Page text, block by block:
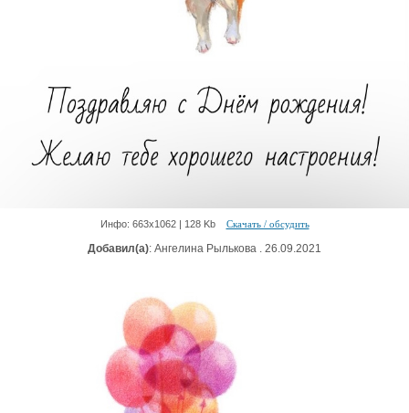
Инфо: 663х1062 | 128 Kb Скачать / обсудить
Добавил(а): Ангелина Рылькова . 26.09.2021